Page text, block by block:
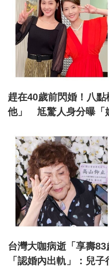
趕在40歲前閃婚！八
他」 尪驚人身分曝「
台灣大咖病逝「享壽
「認婚內出軌」：兒